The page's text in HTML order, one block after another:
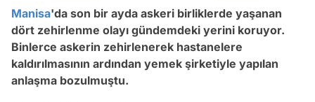
Manisa'da son bir ayda askeri birliklerde yaşanan
dört zehirlenme olayı gündemdeki yerini koruyor.
Binlerce askerin zehirlenerek hastanelere
kaldırılmasının ardından yemek şirketiyle yapılan
anlaşma bozulmuştu.